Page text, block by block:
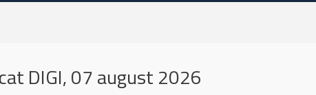
DIGI, 07 august 2026